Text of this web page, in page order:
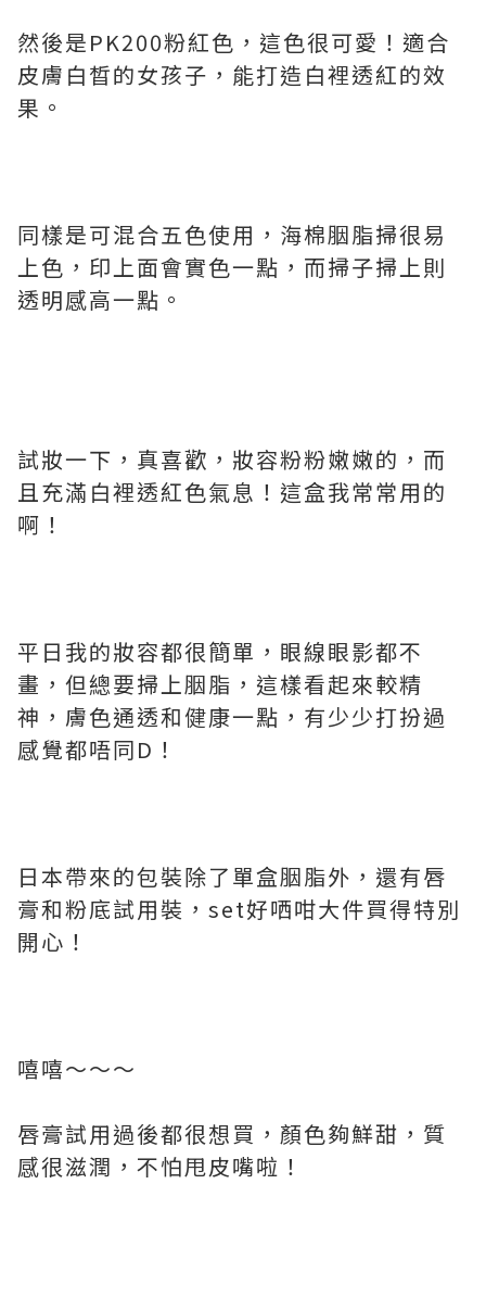
然後是PK200粉紅色，這色很可愛！適合
皮膚白晳的女孩子，能打造白裡透紅的效
果。
同樣是可混合五色使用，海棉胭脂掃很易
上色，印上面會實色一點，而掃子掃上則
透明感高一點。
試妝一下，真喜歡，妝容粉粉嫩嫩的，而
且充滿白裡透紅色氣息！這盒我常常用的
啊！
平日我的妝容都很簡單，眼線眼影都不
畫，但總要掃上胭脂，這樣看起來較精
神，膚色通透和健康一點，有少少打扮過
感覺都唔同D！
日本帶來的包裝除了單盒胭脂外，還有唇
膏和粉底試用裝，set好哂咁大件買得特別
開心！
嘻嘻～～～
唇膏試用過後都很想買，顏色夠鮮甜，質
感很滋潤，不怕甩皮嘴啦！